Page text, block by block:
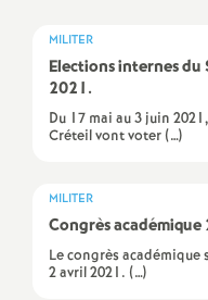
MILITER
Elections internes du
2021.
Du 17 mai au 3 juin
Créteil vont voter (…)
MILITER
Congrès académique
Le congrès
2 avril 2021. (…)